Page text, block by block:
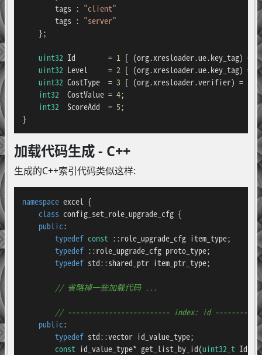
        tags :
"client"
        tags :
"server"
    };
uint32 Id        = 1 [ (org.xresloader.ue.key_tag) =
uint32 Level     = 2 [ (org.xresloader.ue.key_tag) = 1
uint32 CostType  = 3 [ (org.xresloader.verifier) =
int32
  CostValue =
4;
int32
  ScoreAdd  =
5;
}
加载代码生成 - C++
生成的C++索引代码类似这样:
namespace excel {
class config_set_role_upgrade_cfg {
public:
typedef const ::role_upgrade_cfg item_type;
typedef ::role_upgrade_cfg proto_type;
typedef std::shared_ptr item_ptr_type;
// 省略掉一些加载代码 ...
// ------------------------- index: id
public:
typedef std::vector id_value_type;
const id_value_type* get_list_by_id(uint32_t Id)